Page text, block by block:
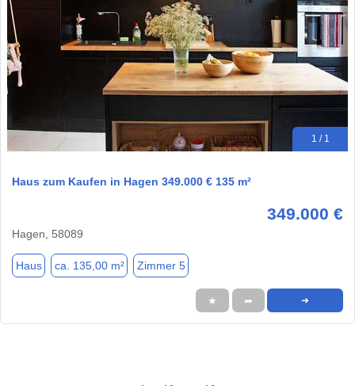
1 / 1
Haus zum Kaufen in Hagen 349.000 € 135 m²
349.000 €
Hagen, 58089
Haus ca. 135,00 m² Zimmer 5
★ ➦ ➜